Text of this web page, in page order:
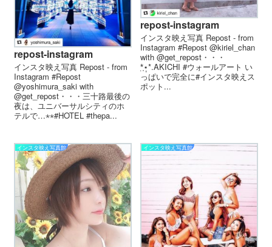
repost-instagram
インスタ映え写真 Repost - from
Instagram #Repost
@yoshimura_saki with
@get_repost・・・三十路最後の
夜は、ユニバーサルシティのホ
テルで…⋆⋆#HOTEL #thepa...
repost-instagram
インスタ映え写真 Repost - from
Instagram #Repost @kiriel_chan
with @get_repost・・・
*̣̩⋆̩*.AKICHI #ウォールアート い
っぱいで完全に#インスタ映えス
ポット...
インスタ映え写真館 インスタ映え写真館